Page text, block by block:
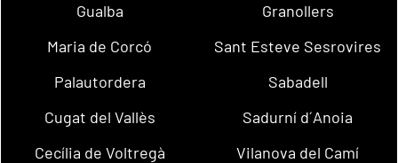
Gualba
Granollers
Maria de Corcó
Sant Esteve Sesrovires
Palautordera
Sabadell
Cugat del Vallès
Sadurní d´Anoia
Cecília de Voltregà
Vilanova del Camí